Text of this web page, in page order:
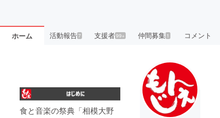
ホーム 活動報告7 支援者99+ 仲間募集 1 コメント
食と音楽の祭典「相模大野